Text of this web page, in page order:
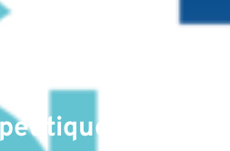
dans deux